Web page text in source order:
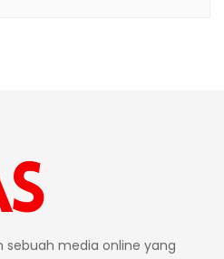
sebuah media online yang